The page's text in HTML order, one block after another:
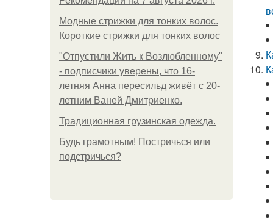
Модные стрижки для тонких волос.
Короткие стрижки для тонких волос
"Отпустили Жить к Возлюбленному"
- подписчики уверены, что 16-
летняя Анна пересильд живёт с 20-
летним Ваней Дмитриенко.
Традиционная грузинская одежда.
Будь грамотным! Постричься или
подстричься?